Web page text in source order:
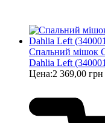
Спальний мішок
Dahlia Left
Цена:2 369,00 грн